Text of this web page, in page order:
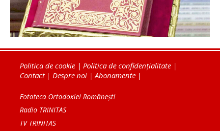
Politica de cookie | Politica de confidențialitate |
Contact| Despre noi | Abonamente |
Fototeca Ortodoxiei Românești
Radio TRINITAS
TV TRINITAS